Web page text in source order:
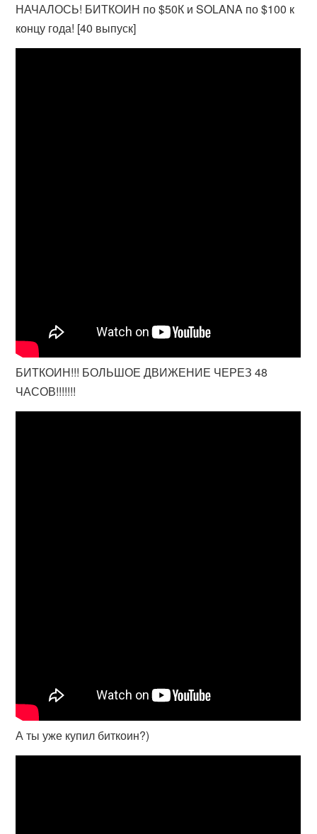
НАЧАЛОСЬ! БИТКОИН по $50К и SOLANA по $100 к
концу года! [40 выпуск]
БИТКОИН!!! БОЛЬШОЕ ДВИЖЕНИЕ ЧЕРЕЗ 48
ЧАСОВ!!!!!!!
А ты уже купил биткоин?)